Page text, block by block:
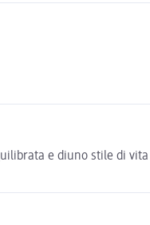
e diuno stile di